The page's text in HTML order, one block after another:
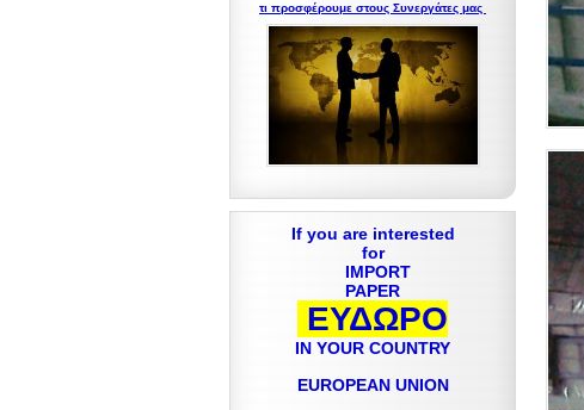
τι προσφέρουμε στους Συνεργάτες μας
If you are interested
for
IMPORT
PAPER
ΕΥΔΩΡΟ
IN YOUR COUNTRY
EUROPEAN UNION